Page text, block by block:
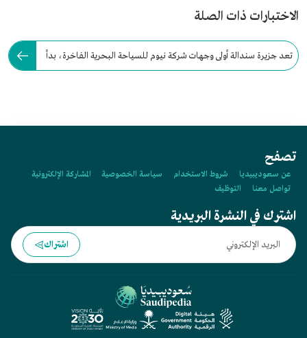
الاختبارات ذات الصلة
تعد جزيرة سندالة أولى وجهات شركة نيوم للسياحة البحرية الفاخرة، بدأ
تصفح
عن سعوديبيديا شروط الاستخدام سياسة الخصوصية
المشاركة الإلكترونية
تواصل معنا
التوظيف
اشترك في النشرة البريدية
اشتراك